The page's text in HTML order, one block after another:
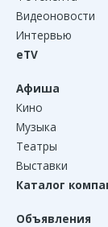
Видеоновости
Интервью
eTV
Афиша
Кино
Музыка
Театры
Выставки
Каталог
Объявления